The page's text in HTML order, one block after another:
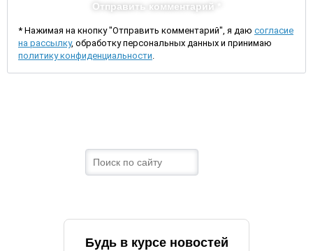
Отправить комментарий *
* Нажимая на кнопку "Отправить комментарий", я даю согласие
на рассылку, обработку персональных данных и принимаю
политику конфиденциальности.
Будь в курсе новостей